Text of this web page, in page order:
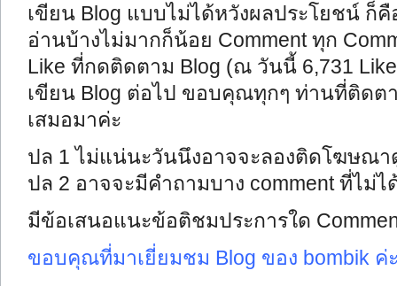
เขียน Blog แบบไม่ได้หวังผลประโยชน์ ก็
อ่านบ้างไม่มากก็น้อย Comment ทุก
Like ที่กดติดตาม Blog (ณ วันนี้ 6,731
เขียน Blog ต่อไป ขอบคุณทุกๆ ท่านที่ติดต
เสมอมาค่ะ
ปล 1 ไม่แน่นะวันนึงอาจจะลองติดโฆษณ
ปล 2 อาจจะมีคำถามบาง comment ที่ไ
มีข้อเสนอแนะข้อติชมประการใด
ขอบคุณที่มาเยี่ยมชม Blog ของ bombik ค่